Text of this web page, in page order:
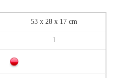
53 x 28 x 17 cm
1